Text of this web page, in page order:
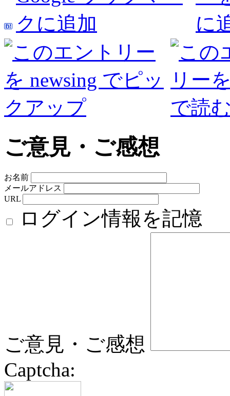
ご意見・ご感想
お名前
メールアドレス
URL
ログイン情報を記憶
ご意見・ご感想
Captcha: